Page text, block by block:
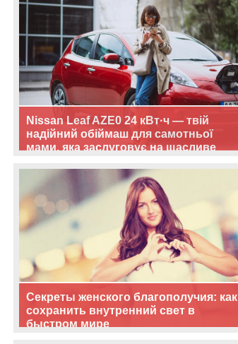
Nissan Leaf AZE0 24 кВт·ч — твій
надійний обіймаш для самотньої
мами, яка заслуговує на щасливе
Секреты женского благополучия: как
сохранить внутренний свет в
быстром мире